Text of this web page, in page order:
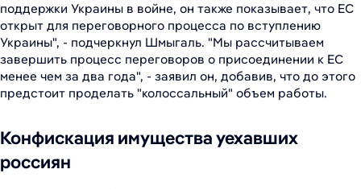
поддержки Украины в войне, он также показывает, что ЕС
открыт для переговорного процесса по вступлению
Украины", - подчеркнул Шмыгаль. "Мы рассчитываем
завершить процесс переговоров о присоединении к ЕС
менее чем за два года", - заявил он, добавив, что до этого
предстоит проделать "колоссальный" объем работы.
Конфискация имущества уехавших
россиян